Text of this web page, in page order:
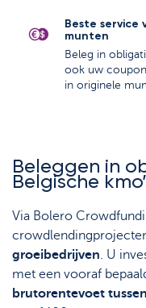
Beste service
munten
Beleg in
ook uw
in originele
Beleggen in
Belgische
Via Bolero
groeibedrijven . U
met een vooraf
brutorentevoet